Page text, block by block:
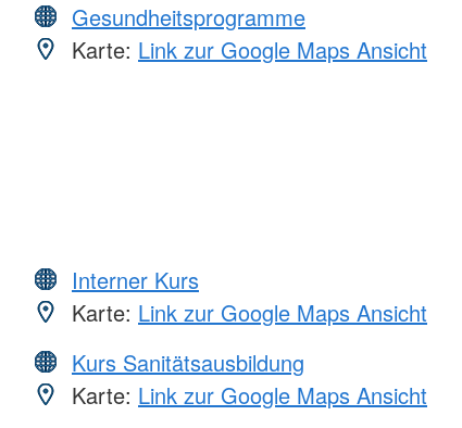
Gesundheitsprogramme
Karte: Link zur Google Maps Ansicht
Interner Kurs
Karte: Link zur Google Maps Ansicht
Kurs Sanitätsausbildung
Karte: Link zur Google Maps Ansicht